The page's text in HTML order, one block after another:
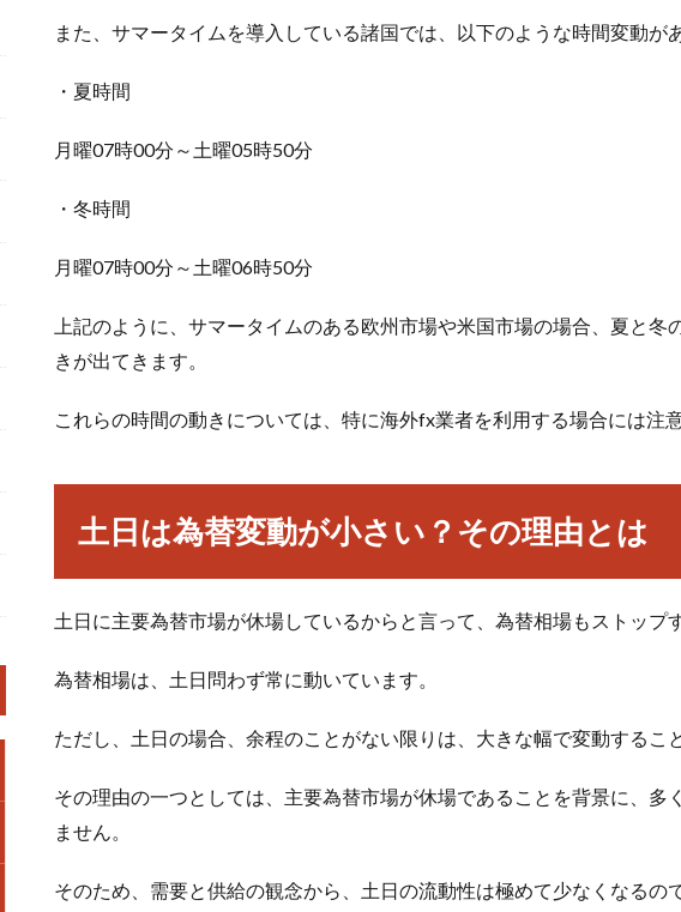
また、サマータイムを導入している諸国では、以下のような時間変動が
・夏時間
月曜07時00分～土曜05時50分
・冬時間
月曜07時00分～土曜06時50分
上記のように、サマータイムのある欧州市場や米国市場の場合、夏と冬
きが出てきます。
これらの時間の動きについては、特に海外fx業者を利用する場合には注
土日は為替変動が小さい？その理由とは
土日に主要為替市場が休場しているからと言って、為替相場もストップ
為替相場は、土日問わず常に動いています。
ただし、土日の場合、余程のことがない限りは、大きな幅で変動するこ
その理由の一つとしては、主要為替市場が休場であることを背景に、多
ません。
そのため、需要と供給の観念から、土日の流動性は極めて少なくなるの